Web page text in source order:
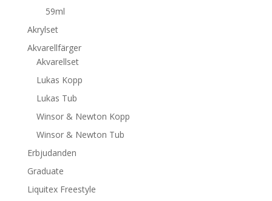
59ml
Akrylset
Akvarellfärger
Akvarellset
Lukas Kopp
Lukas Tub
Winsor & Newton Kopp
Winsor & Newton Tub
Erbjudanden
Graduate
Liquitex Freestyle